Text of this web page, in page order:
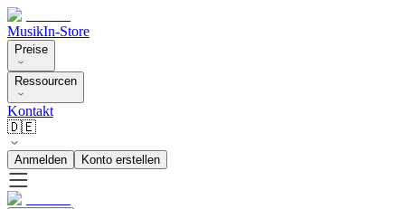
MusikIn-Store
Preise
Ressourcen
Kontakt
🇩🇪
Anmelden Konto erstellen